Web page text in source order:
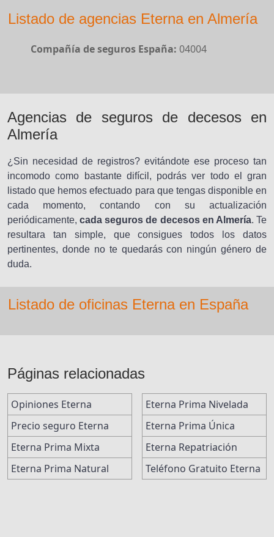
Listado de agencias Eterna en Almería
Compañía de seguros España: 04004
Agencias de seguros de decesos en
Almería
¿Sin necesidad de registros? evitándote ese proceso tan
incomodo como bastante difícil, podrás ver todo el gran
listado que hemos efectuado para que tengas disponible en
cada momento, contando con su actualización
periódicamente,cada seguros de decesos en Almería. Te
resultara tan simple, que consigues todos los datos
pertinentes, donde no te quedarás con ningún género de
duda.
Listado de oficinas Eterna en España
Páginas relacionadas
Opiniones Eterna
Precio seguro Eterna
Eterna Prima Mixta
Eterna Prima Natural
Eterna Prima Nivelada
Eterna Prima Única
Eterna Repatriación
Teléfono Gratuito Eterna